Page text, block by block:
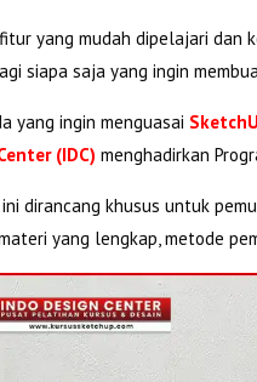
yang mudah dipelajari dan
siapa saja yang ingin
yang ingin menguasai
(IDC) menghadirkan
ini dirancang khusus untuk
yang lengkap, metode